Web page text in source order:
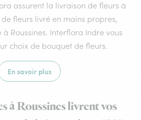
assurent la livraison de fleurs à
de fleurs livré en mains propres,
Roussines. Interflora Indre vous
choix de bouquet de fleurs.
En savoir plus
à Roussines livrent vos